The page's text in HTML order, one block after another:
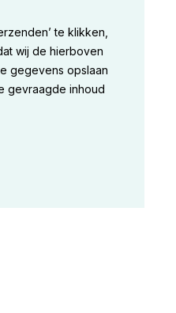
te klikken,
wij de hierboven
gegevens opslaan
gevraagde inhoud